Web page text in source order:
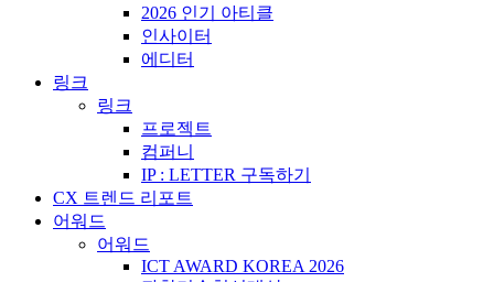
2026 인기 아티클
인사이터
에디터
링크
링크
프로젝트
컴퍼니
IP : LETTER 구독하기
CX 트렌드 리포트
어워드
어워드
ICT AWARD KOREA 2026